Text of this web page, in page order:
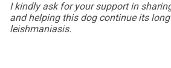
directement à VET Hospital
I kindly ask for your support in
and helping this dog continue its
leishmaniasis.